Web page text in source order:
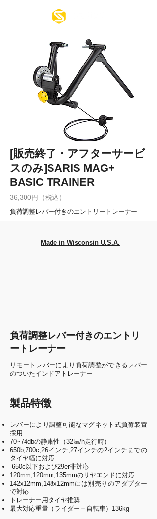
[販売終了・アフターサービ
スのみ]SARIS MAG+
BASIC TRAINER
36,300円（税込）
負荷調整レバー付きのエントリートレーナー
Made in Wisconsin U.S.A.
負荷調整レバー付きのエントリ
ートレーナー
リモートレバーにより負荷調整ができるレバー
のついたインドアトレーナー
​製品特徴
レバーにより調整可能なマグネット式負荷装置
採用
70~74dbの静粛性（32㎞/h走行時）
650b,700c,26インチ,27インチの2インチまでの
タイヤ幅に対応
650c以下および29er非対応
120mm,120mm,135mmのリヤエンドに対応
142x12mm,148x12mmには別売りのアダプター
で対応
トレーナー用タイヤ推奨
最大対応重量（ライダー＋自転車）136kg